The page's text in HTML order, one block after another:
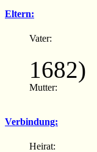
Eltern:
Vater:
1682)
Mutter:
Verbindung:
Heirat: